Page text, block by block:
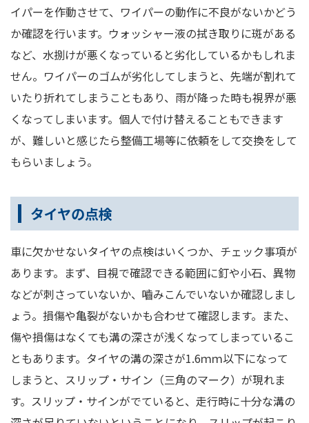
イパーを作動させて、ワイパーの動作に不良がないかどう
か確認を行います。ウォッシャー液の拭き取りに斑がある
など、水捌けが悪くなっていると劣化しているかもしれま
せん。ワイパーのゴムが劣化してしまうと、先端が割れて
いたり折れてしまうこともあり、雨が降った時も視界が悪
くなってしまいます。個人で付け替えることもできます
が、難しいと感じたら整備工場等に依頼をして交換をして
もらいましょう。
タイヤの点検
車に欠かせないタイヤの点検はいくつか、チェック事項が
あります。まず、目視で確認できる範囲に釘や小石、異物
などが刺さっていないか、嚙みこんでいないか確認しまし
ょう。損傷や亀裂がないかも合わせて確認します。また、
傷や損傷はなくても溝の深さが浅くなってしまっているこ
ともあります。タイヤの溝の深さが1.6ｍｍ以下になって
しまうと、スリップ・サイン（三角のマーク）が現れま
す。スリップ・サインがでていると、走行時に十分な溝の